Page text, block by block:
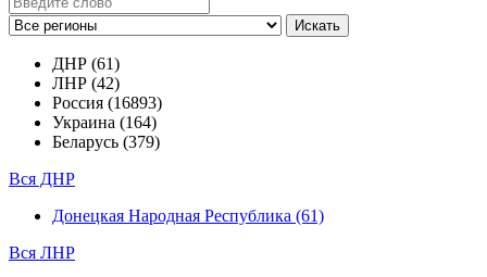
Искать
ДНР (61)
ЛНР (42)
Россия (16893)
Украина (164)
Беларусь (379)
Вся ДНР
Донецкая Народная Республика (61)
Вся ЛНР